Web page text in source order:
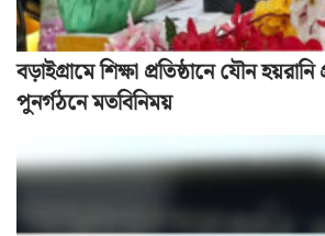
বড়াইগ্রামে শিক্ষা প্রতিষ্ঠানে যৌন
পুনর্গঠনে মতবিনিময়